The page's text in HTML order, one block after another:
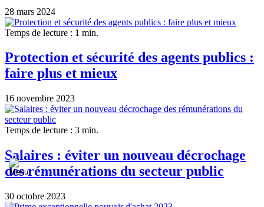
28 mars 2024
Temps de lecture : 1 min.
Protection et sécurité des agents publics :
faire plus et mieux
16 novembre 2023
Temps de lecture : 3 min.
Salaires : éviter un nouveau décrochage
des rémunérations du secteur public
30 octobre 2023